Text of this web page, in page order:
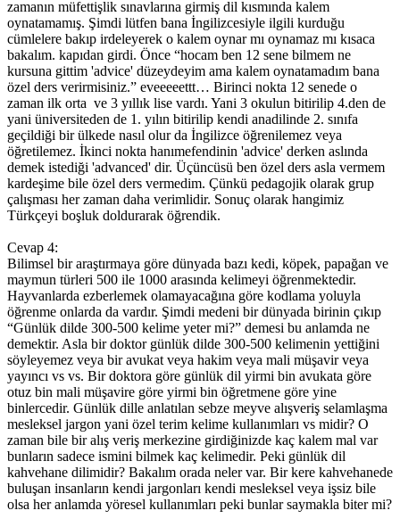
zamanın müfettişlik sınavlarına girmiş dil kısmında kalem
oynatamamış. Şimdi lütfen bana İngilizcesiyle ilgili kurduğu
cümlelere bakıp irdeleyerek o kalem oynar mı oynamaz mı kısaca
bakalım. kapıdan girdi. Önce “hocam ben 12 sene bilmem ne
kursuna gittim 'advice' düzeydeyim ama kalem oynatamadım bana
özel ders verirmisiniz.” eveeeeettt… Birinci nokta 12 senede o
zaman ilk orta ve 3 yıllık lise vardı. Yani 3 okulun bitirilip 4.den de
yani üniversiteden de 1. yılın bitirilip kendi anadilinde 2. sınıfa
geçildiği bir ülkede nasıl olur da İngilizce öğrenilemez veya
öğretilemez. İkinci nokta hanımefendinin 'advice' derken aslında
demek istediği 'advanced' dir. Üçüncüsü ben özel ders asla vermem
kardeşime bile özel ders vermedim. Çünkü pedagojik olarak grup
çalışması her zaman daha verimlidir. Sonuç olarak hangimiz
Türkçeyi boşluk doldurarak öğrendik.
Cevap 4:
Bilimsel bir araştırmaya göre dünyada bazı kedi, köpek, papağan ve
maymun türleri 500 ile 1000 arasında kelimeyi öğrenmektedir.
Hayvanlarda ezberlemek olamayacağına göre kodlama yoluyla
öğrenme onlarda da vardır. Şimdi medeni bir dünyada birinin çıkıp
“Günlük dilde 300-500 kelime yeter mi?” demesi bu anlamda ne
demektir. Asla bir doktor günlük dilde 300-500 kelimenin yettiğini
söyleyemez veya bir avukat veya hakim veya mali müşavir veya
yayıncı vs vs. Bir doktora göre günlük dil yirmi bin avukata göre
otuz bin mali müşavire göre yirmi bin öğretmene göre yine
binlercedir. Günlük dille anlatılan sebze meyve alışveriş selamlaşma
mesleksel jargon yani özel terim kelime kullanımları vs midir? O
zaman bile bir alış veriş merkezine girdiğinizde kaç kalem mal var
bunların sadece ismini bilmek kaç kelimedir. Peki günlük dil
kahvehane dilimidir? Bakalım orada neler var. Bir kere kahvehanede
buluşan insanların kendi jargonları kendi mesleksel veya işsiz bile
olsa her anlamda yöresel kullanımları peki bunlar saymakla biter mi?